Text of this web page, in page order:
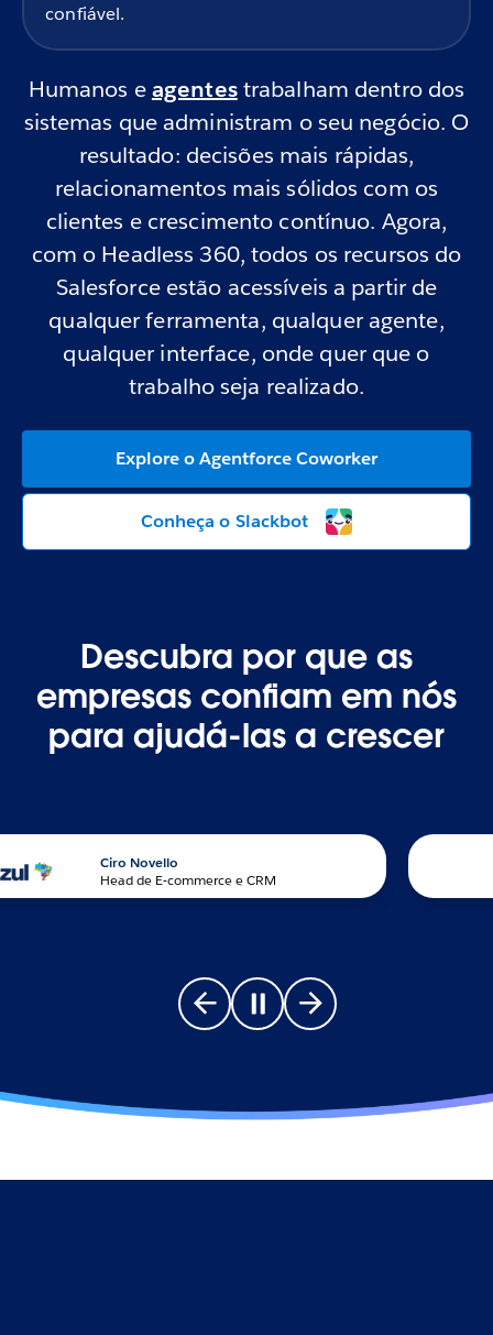
confiável.
Humanos eagentestrabalham dentro dos
sistemas que administram o seu negócio. O
resultado: decisões mais rápidas,
relacionamentos mais sólidos com os
clientes e crescimento contínuo. Agora,
com o Headless 360, todos os recursos do
Salesforce estão acessíveis a partir de
qualquer ferramenta, qualquer agente,
qualquer interface, onde quer que o
trabalho seja realizado.
Explore o Agentforce Coworker
Conheça o Slackbot
Descubra por que as
empresas confiam em nós
para ajudá-las a crescer
Ciro Novello
Head de E-commerce e CRM
Go to previous slide
Pause carousel
Go to next slide